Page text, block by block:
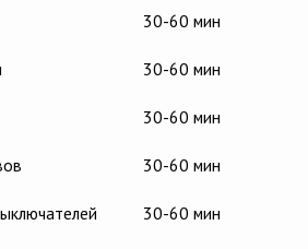
30-60 мин
30-60 мин
30-60 мин
30-60 мин
30-60 мин